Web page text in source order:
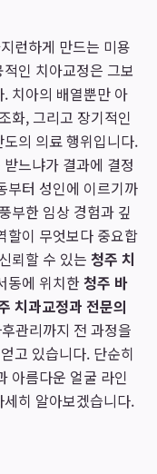
런하게 만드는 미용
인 치아교정은 그보
치아의 배열뿐만 아
화, 그리고 장기적인
의 의료 행위입니다.
느냐가 결과에 결정
부터 성인에 이르기까
부한 임상 경험과 깊
할이 무엇보다 중요합
뢰할 수 있는 청주 치
동에 위치한청주 바
치과교정과 전문의
관리까지 전 과정을
고 있습니다. 단순히
아름다운 얼굴 라인
히 알아보겠습니다.